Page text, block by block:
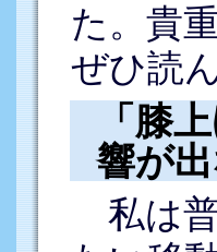
た。貴
ぜひ読
「膝
響が出
私は普